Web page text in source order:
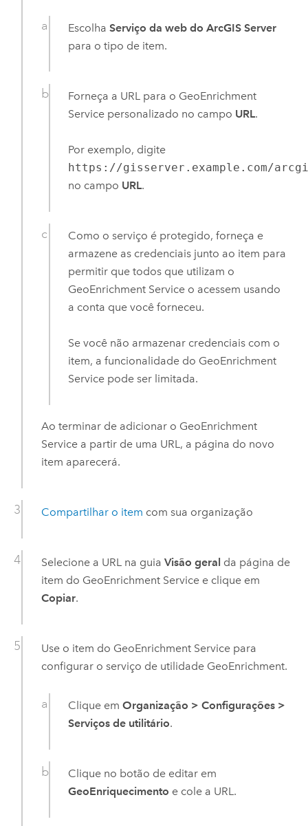
EscolhaServiço da web do ArcGIS Server
para o tipo de item.
Forneça a URL para o GeoEnrichment
Service personalizado no campo URL.
Por exemplo, digite
https://gisserver.example.com/
no campo URL.
Como o serviço é protegido, forneça e
armazene as credenciais junto ao item para
permitir que todos que utilizam o
GeoEnrichment Service o acessem usando
a conta que você forneceu.
Se você não armazenar credenciais com o
item, a funcionalidade do GeoEnrichment
Service pode ser limitada.
Ao terminar de adicionar o GeoEnrichment
Servicea partir de uma URL, a página do novo
item aparecerá.
Compartilhar o item com sua organização
Selecione a URL na guia Visão geral da página de
item do GeoEnrichment Servicee clique em
Copiar.
Use o item do GeoEnrichment Servicepara
configurar o serviço de utilidade GeoEnrichment.
Clique emOrganização > Configurações >
Serviços de utilitário.
Clique no botão de editar em
GeoEnriquecimento e cole a URL.